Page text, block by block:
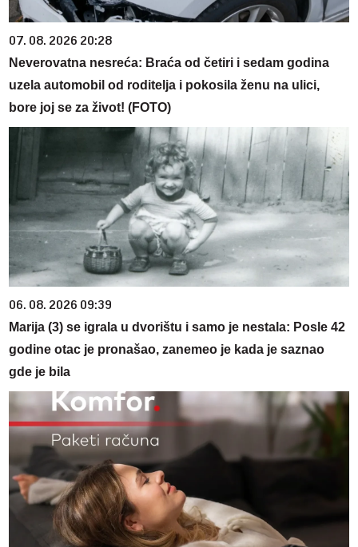
07. 08. 2026 20:28
Neverovatna nesreća: Braća od četiri i sedam godina
uzela automobil od roditelja i pokosila ženu na ulici,
bore joj se za život! (FOTO)
06. 08. 2026 09:39
Marija (3) se igrala u dvorištu i samo je nestala: Posle 42
godine otac je pronašao, zanemeo je kada je saznao
gde je bila